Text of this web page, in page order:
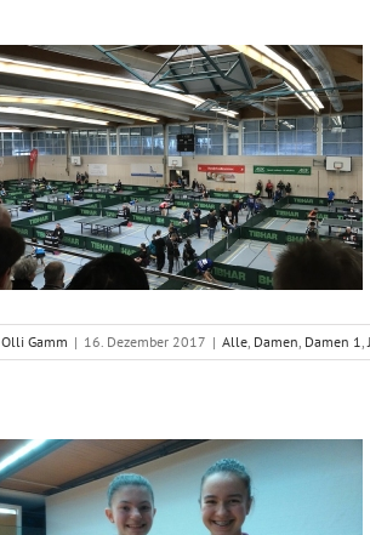
Olli Gamm | 16. Dezember 2017 | Alle, Damen, Damen 1,